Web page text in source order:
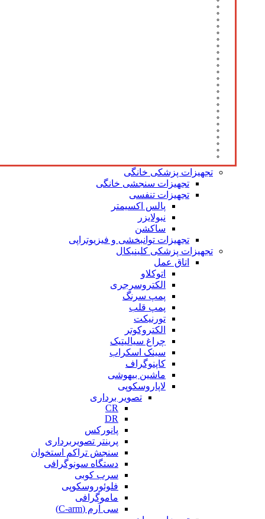
تجهیزات پزشکی خانگی
تجهیزات سنجشی خانگی
تجهیزات تنفسی
پالس اکسیمتر
نبولایزر
ساکشن
تجهیزات توانبخشی و فیزیوتراپی
تجهیزات پزشکی کلینیکال
اتاق عمل
اتوکلاو
الکتروسرجری
پمپ سرنگ
پمپ قلب
تورنیکت
الکتروکوتر
چراغ سیالیتیک
سینک اسکراب
کاپنوگراف
ماشین بیهوشی
لاپاروسکوپی
تصویر برداری
CR
DR
پانورکس
پرینتر تصویربرداری
سنجش تراکم استخوان
دستگاه سونوگرافی
سرب کوبی
فلوئوروسکوپی
ماموگرافی
سی آرم (C-arm)